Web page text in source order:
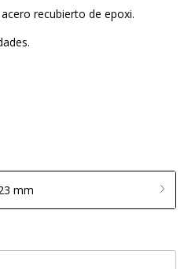
recubierto de epoxi.
mm